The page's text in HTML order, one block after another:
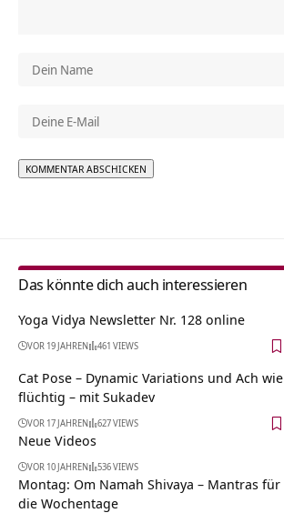
Das könnte dich auch interessieren
Yoga Vidya Newsletter Nr. 128 online
VOR 19 JAHREN 461 VIEWS
Cat Pose – Dynamic Variations und Ach wie
flüchtig – mit Sukadev
VOR 17 JAHREN 627 VIEWS
Neue Videos
VOR 10 JAHREN 536 VIEWS
Montag: Om Namah Shivaya – Mantras für
die Wochentage